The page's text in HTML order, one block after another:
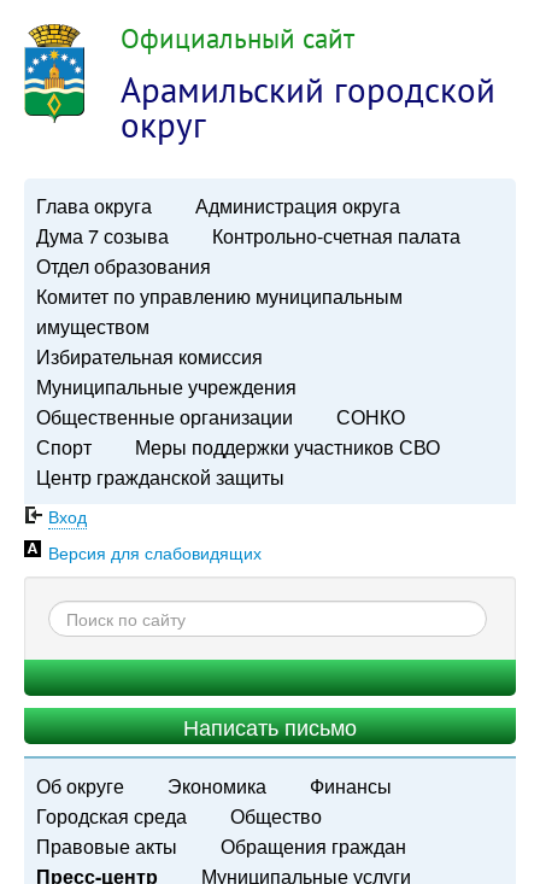
Официальный сайт
Арамильский городской
округ
Глава округа
Администрация округа
Дума 7 созыва
Контрольно-счетная палата
Отдел образования
Комитет по управлению муниципальным
имуществом
Избирательная комиссия
Муниципальные учреждения
Общественные организации
СОНКО
Спорт
Меры поддержки участников СВО
Центр гражданской защиты
Вход
Версия для слабовидящих
Написать письмо
Об округе Экономика
Финансы
Городская среда
Общество
Правовые акты
Обращения граждан
Пресс-центр
Муниципальные услуги